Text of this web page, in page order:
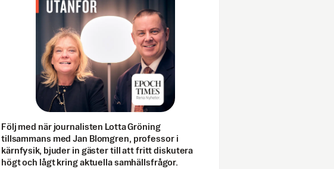
Följ med när journalisten Lotta Gröning
tillsammans med Jan Blomgren, professor i
kärnfysik, bjuder in gäster till att fritt diskutera
högt och lågt kring aktuella samhällsfrågor.